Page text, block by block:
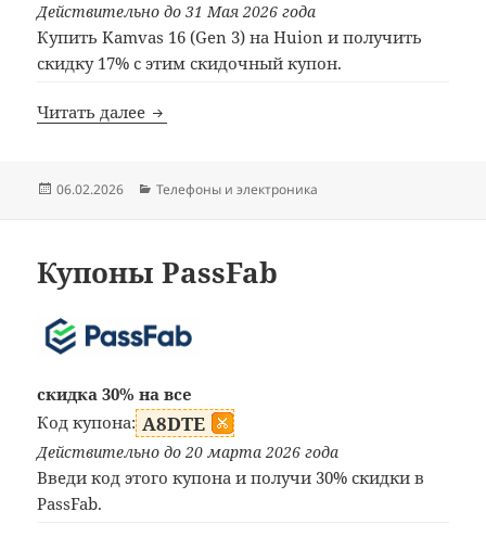
Действительно до 31 Мая 2026 года
Купить Kamvas 16 (Gen 3) на Huion и получить
скидку 17% с этим скидочный купон.
Читать далее Купоны Huion
Опубликовано
06.02.2026 Рубрики
Телефоны и электроника
Купоны PassFab
скидка 30% на все
Код купона: A8DTE
Действительно до 20 марта 2026 года
Введи код этого купона и получи 30% скидки в
PassFab.